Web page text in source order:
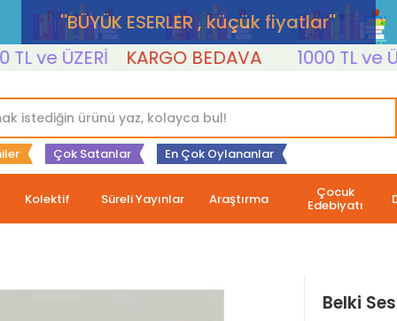
''BÜYÜK ESERLER , küçük fiyatlar''
ÜZERİ
KARGO BEDAVA 1000 TL ve ÜZERİ
Çok Satanlar En Çok Oylananlar
Kolektif Süreli Yayınlar Araştırma Çocuk
Edebiyatı
Belki